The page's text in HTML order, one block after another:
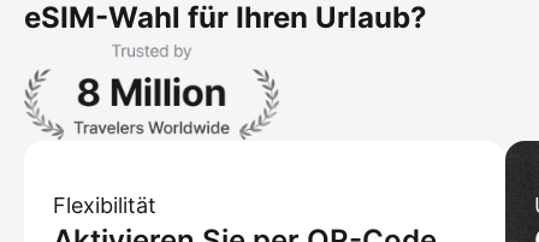
eSIM-Wahl für Ihren Urlaub?
Flexibilität